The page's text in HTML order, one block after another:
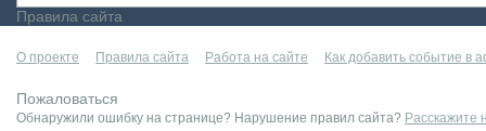
Правила сайта
О проекте Правила сайта Работа на сайте Как добавить событие в
Пожаловаться
Обнаружили ошибку на странице? Нарушение правил сайта? Расскажите